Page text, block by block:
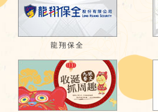
龍翔保全